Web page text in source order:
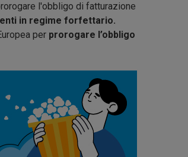
l'obbligo di fatturazione
in regime forfettario.
per prorogare l’obbligo